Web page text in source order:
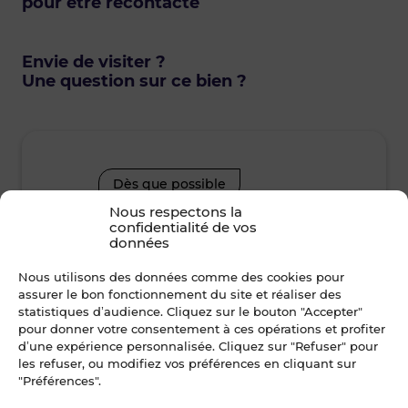
Nous respectons la
confidentialité de vos
données
Nous utilisons des données comme des cookies pour
assurer le bon fonctionnement du site et réaliser des
statistiques d’audience. Cliquez sur le bouton "Accepter"
pour donner votre consentement à ces opérations et profiter
d’une expérience personnalisée. Cliquez sur "Refuser" pour
les refuser, ou modifiez vos préférences en cliquant sur
"Préférences".
Envie de visiter ?
Une question sur ce bien ?
Dès que possible
lundi • 10 août 2026
Je suis disponible toute la journée
12h00 - 14h00 14h00 - 15h30
15h30 - 17h00 17h00 - 19h00
Je suis
08h30 -
12h00 -